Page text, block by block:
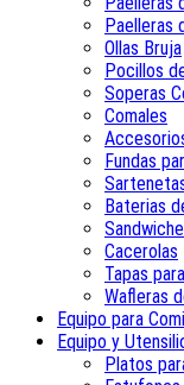
Paelleras
Ollas Bruja
Pocillos
Soperas
Comales
Fundas
Baterias
Cacerolas
Tapas
Wafleras
Equipo para
Equipo y
Platos